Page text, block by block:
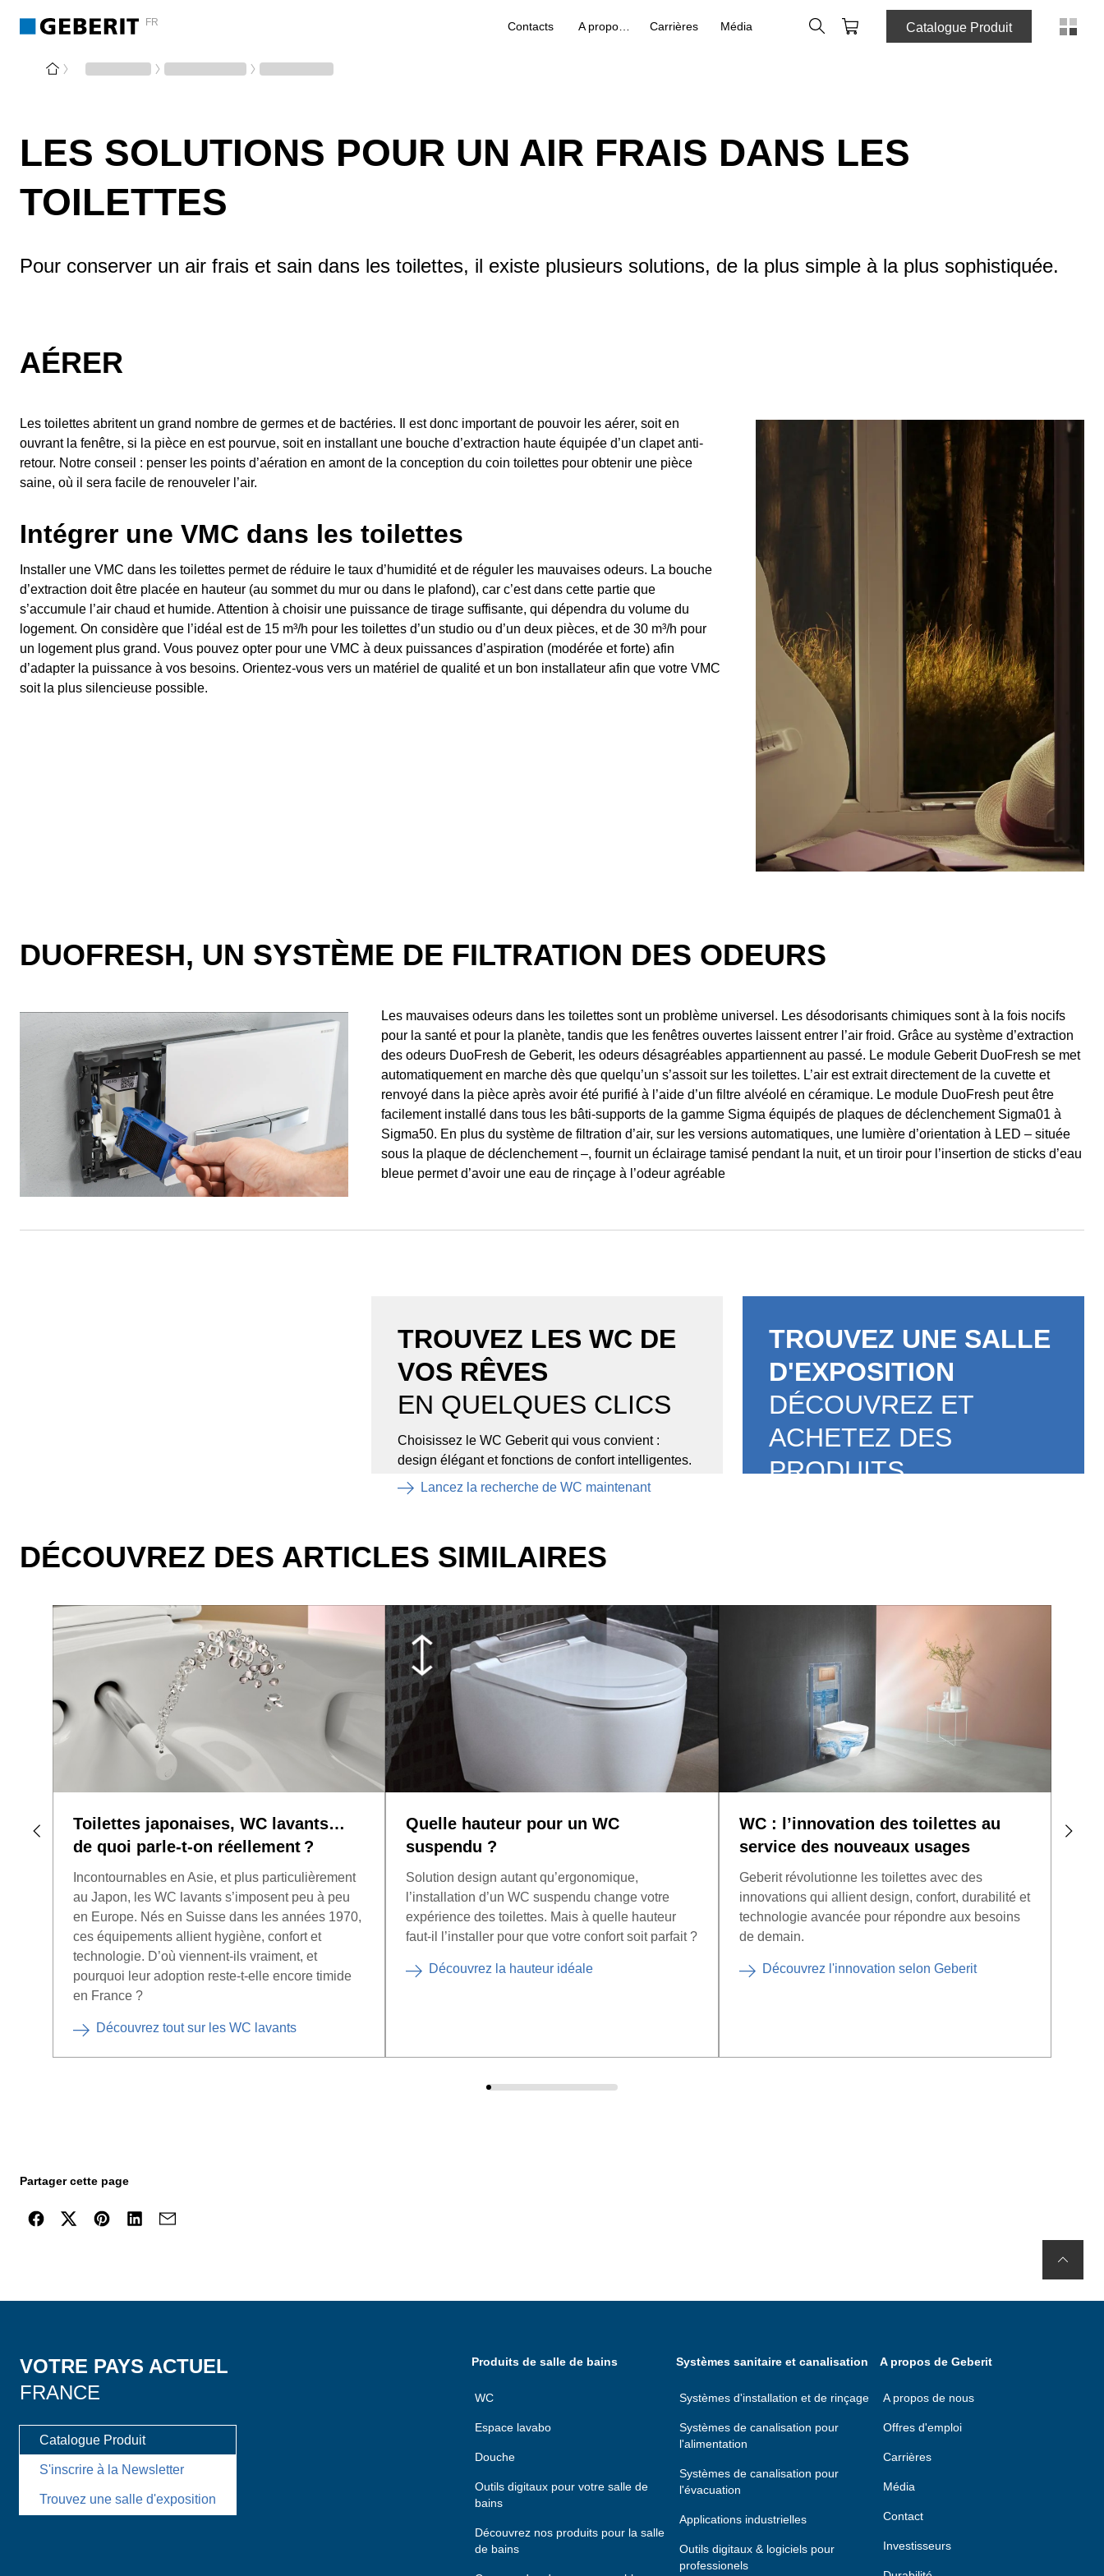
FR Contacts Carrières Média Rechercher Catalogue Produit
LES SOLUTIONS POUR UN AIR FRAIS DANS LES
TOILETTES
Pour conserver un air frais et sain dans les toilettes, il existe plusieurs solutions, de la plus simple à la plus sophistiquée.
AÉRER
Les toilettes abritent un grand nombre de germes et de bactéries. Il est donc important de pouvoir les aérer, soit en
ouvrant la fenêtre, si la pièce en est pourvue, soit en installant une bouche d’extraction haute équipée d’un clapet anti-
retour. Notre conseil : penser les points d’aération en amont de la conception du coin toilettes pour obtenir une pièce
saine, où il sera facile de renouveler l’air.
Intégrer une VMC dans les toilettes
Installer une VMC dans les toilettes permet de réduire le taux d’humidité et de réguler les mauvaises odeurs. La bouche
d’extraction doit être placée en hauteur (au sommet du mur ou dans le plafond), car c’est dans cette partie que
s’accumule l’air chaud et humide. Attention à choisir une puissance de tirage suffisante, qui dépendra du volume du
logement. On considère que l’idéal est de 15 m³/h pour les toilettes d’un studio ou d’un deux pièces, et de 30 m³/h pour
un logement plus grand. Vous pouvez opter pour une VMC à deux puissances d’aspiration (modérée et forte) afin
d’adapter la puissance à vos besoins. Orientez-vous vers un matériel de qualité et un bon installateur afin que votre VMC
soit la plus silencieuse possible.
DUOFRESH, UN SYSTÈME DE FILTRATION DES ODEURS
Les mauvaises odeurs dans les toilettes sont un problème universel. Les désodorisants chimiques sont à la fois nocifs
pour la santé et pour la planète, tandis que les fenêtres ouvertes laissent entrer l’air froid. Grâce au système d’extraction
des odeurs DuoFresh de Geberit, les odeurs désagréables appartiennent au passé. Le module Geberit DuoFresh se met
automatiquement en marche dès que quelqu’un s’assoit sur les toilettes. L’air est extrait directement de la cuvette et
renvoyé dans la pièce après avoir été purifié à l’aide d’un filtre alvéolé en céramique. Le module DuoFresh peut être
facilement installé dans tous les bâti-supports de la gamme Sigma équipés de plaques de déclenchement Sigma01 à
Sigma50. En plus du système de filtration d’air, sur les versions automatiques, une lumière d’orientation à LED – située
sous la plaque de déclenchement –, fournit un éclairage tamisé pendant la nuit, et un tiroir pour l’insertion de sticks d’eau
bleue permet d’avoir une eau de rinçage à l’odeur agréable
TROUVEZ LES WC DE
VOS RÊVES
EN QUELQUES CLICS
Choisissez le WC Geberit qui vous convient :
design élégant et fonctions de confort intelligentes.
Lancez la recherche de WC maintenant
TROUVEZ UNE SALLE
D'EXPOSITION
DÉCOUVREZ ET
ACHETEZ DES
PRODUITS
DÉCOUVREZ DES ARTICLES SIMILAIRES
Toilettes japonaises, WC lavants…
de quoi parle-t-on réellement ?
Incontournables en Asie, et plus particulièrement
au Japon, les WC lavants s’imposent peu à peu
en Europe. Nés en Suisse dans les années 1970,
ces équipements allient hygiène, confort et
technologie. D’où viennent-ils vraiment, et
pourquoi leur adoption reste-t-elle encore timide
en France ?
Découvrez tout sur les WC lavants
Quelle hauteur pour un WC
suspendu ?
Solution design autant qu’ergonomique,
l’installation d’un WC suspendu change votre
expérience des toilettes. Mais à quelle hauteur
faut-il l’installer pour que votre confort soit parfait ?
Découvrez la hauteur idéale
WC : l’innovation des toilettes au
service des nouveaux usages
Geberit révolutionne les toilettes avec des
innovations qui allient design, confort, durabilité et
technologie avancée pour répondre aux besoins
de demain.
Découvrez l'innovation selon Geberit
Partager cette page
VOTRE PAYS ACTUEL
FRANCE
Catalogue Produit
S'inscrire à la Newsletter
Trouvez une salle d'exposition
Produits de salle de bains
WC
Espace lavabo
Douche
Outils digitaux pour votre salle de
bains
Découvrez nos produits pour la salle
de bains
Systèmes sanitaire et canalisation
Systèmes d'installation et de rinçage
Systèmes de canalisation pour
l'alimentation
Systèmes de canalisation pour
l'évacuation
Applications industrielles
Outils digitaux & logiciels pour
professionels
A propos de Geberit
A propos de nous
Offres d'emploi
Carrières
Média
Contact
Investisseurs